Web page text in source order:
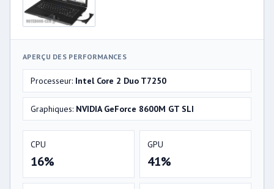
APERÇU DES PERFORMANCES
Processeur: Intel Core 2 Duo T7250
Graphiques: NVIDIA GeForce 8600M GT SLI
CPU
16%
GPU
41%